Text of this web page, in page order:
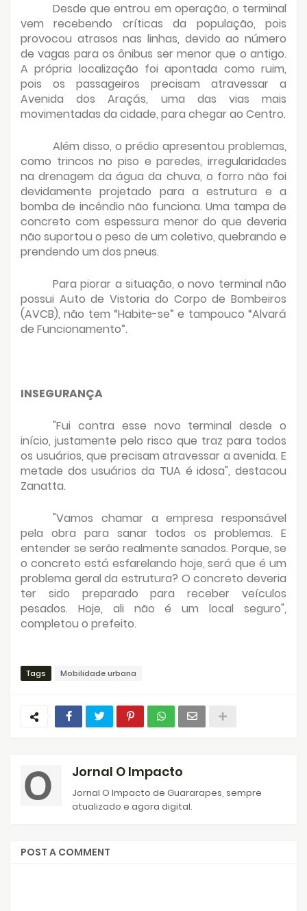
Desde que entrou em operação, o terminal
vem recebendo críticas da população, pois
provocou atrasos nas linhas, devido ao número
de vagas para os ônibus ser menor que o antigo.
A própria localização foi apontada como ruim,
pois os passageiros precisam atravessar a
Avenida dos Araçás, uma das vias mais
movimentadas da cidade, para chegar ao Centro.
Além disso, o prédio apresentou problemas,
como trincos no piso e paredes, irregularidades
na drenagem da água da chuva, o forro não foi
devidamente projetado para a estrutura e a
bomba de incêndio não funciona. Uma tampa de
concreto com espessura menor do que deveria
não suportou o peso de um coletivo, quebrando e
prendendo um dos pneus.
Para piorar a situação, o novo terminal não
possui Auto de Vistoria do Corpo de Bombeiros
(AVCB), não tem “Habite-se” e tampouco “Alvará
de Funcionamento”.
INSEGURANÇA
"Fui contra esse novo terminal desde o
início, justamente pelo risco que traz para todos
os usuários, que precisam atravessar a avenida. E
metade dos usuários da TUA é idosa", destacou
Zanatta.
"Vamos chamar a empresa responsável
pela obra para sanar todos os problemas. E
entender se serão realmente sanados. Porque, se
o concreto está esfarelando hoje, será que é um
problema geral da estrutura? O concreto deveria
ter sido preparado para receber veículos
pesados. Hoje, ali não é um local seguro",
completou o prefeito.
Tags Mobilidade urbana
Jornal O Impacto
Jornal O Impacto de Guararapes, sempre
atualizado e agora digital.
POST A COMMENT